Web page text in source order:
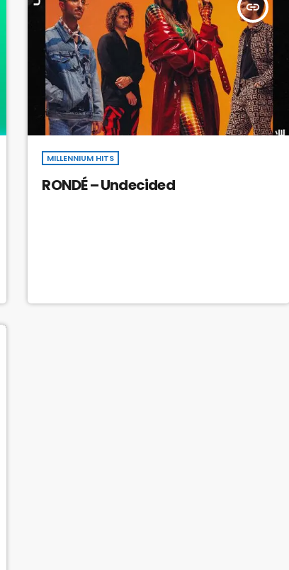
insert_link
MILLENNIUM HITS
RONDÉ – Undecided